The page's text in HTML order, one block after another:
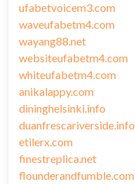
ufabetvoicem3.com
waveufabetm4.com
wayang88.net
websiteufabetm4.com
whiteufabetm4.com
anikalappy.com
dininghelsinki.info
duanfrescariverside.info
etilerx.com
finestreplica.net
flounderandfumble.com